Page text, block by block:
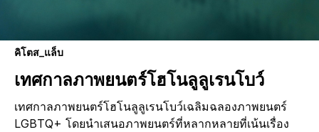
คิโตส_แล็บ
เทศกาลภาพยนตร์โฮโนลูลูเรนโบว์
เทศกาลภาพยนตร์โฮโนลูลูเรนโบว์เฉลิมฉลองภาพยนตร์
LGBTQ+ โดยนำเสนอภาพยนตร์ที่หลากหลายที่เน้นเรื่อง